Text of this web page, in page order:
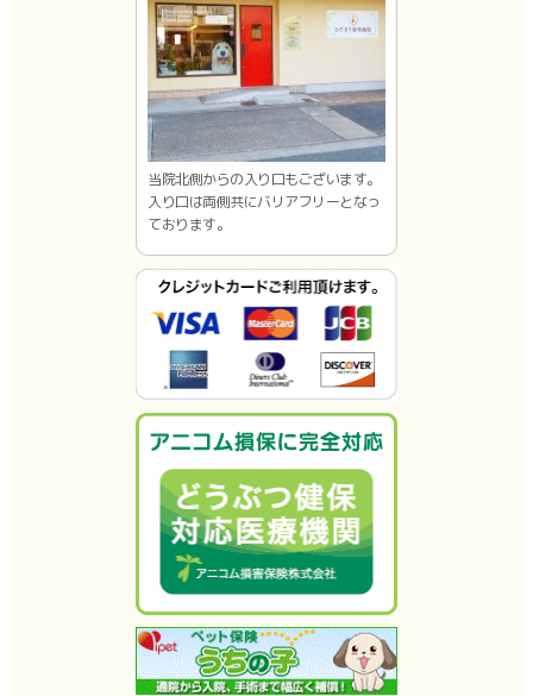
当院北側からの入り口もございます。
入り口は両側共にバリアフリーとなっ
ております。